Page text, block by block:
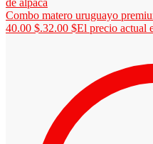
Combo matero uruguayo
40.00 $.32.00 $El precio actual